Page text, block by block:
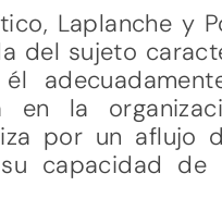
Laplanche y
del sujeto
en la
por un aflujo
capacidad de